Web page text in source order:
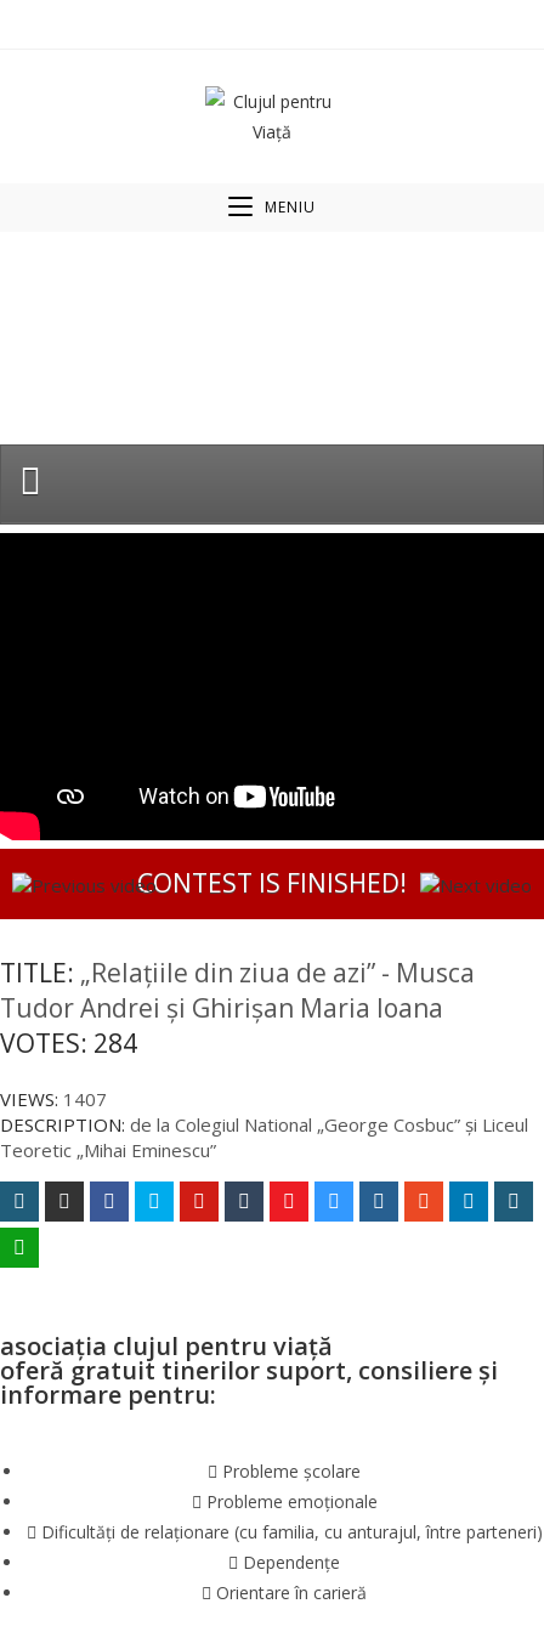
MENIU
CONTEST IS FINISHED!
TITLE: „Relațiile din ziua de azi” - Musca
Tudor Andrei și Ghirișan Maria Ioana
VOTES: 284
VIEWS: 1407
DESCRIPTION: de la Colegiul National „George Cosbuc” și Liceul
Teoretic „Mihai Eminescu”
asociația clujul pentru viață
oferă gratuit tinerilor suport, consiliere și
informare pentru:
Probleme școlare
Probleme emoționale
Dificultăți de relaționare (cu familia, cu anturajul, între parteneri)
Dependențe
Orientare în carieră